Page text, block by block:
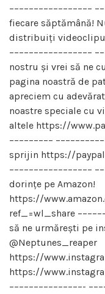
–––––––––––––––––
fiecare săptămână!
distribuiți videoclipul
–––––––––––––––––
nostru și vrei să ne
pagina noastră de
apreciem cu
noastre speciale cu
altele https://
–––––––––
sprijin https://
–––––––––––––––––
dorințe pe Amazon!
https://
ref_=wl_share
să ne urmărești pe
@Neptunes_reaper
https://
https://
–––––––––––––––-